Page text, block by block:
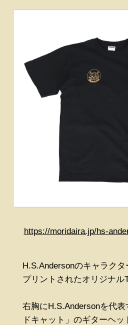
https://moridaira.jp/hs-
H.S.Andersonのキャラク
プリントされたオリジナル
右胸にH.S.Andersonを代
ドキャット」のギターヘ